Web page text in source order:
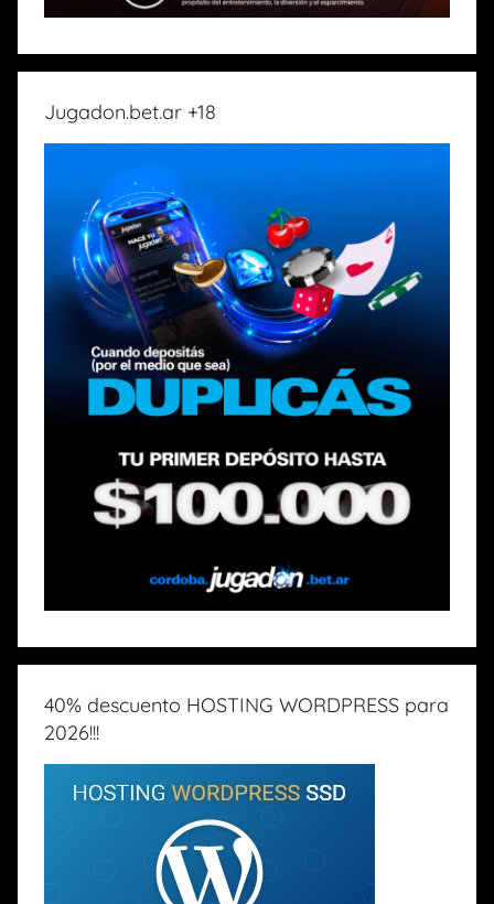
Jugadon.bet.ar +18
40% descuento HOSTING WORDPRESS para
2026!!!